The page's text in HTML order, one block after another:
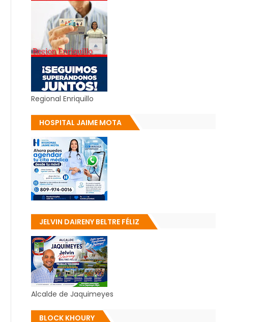
Regional Enriquillo
HOSPITAL JAIME MOTA
JELVIN DAIRENY BELTRE FÉLIZ
Alcalde de Jaquimeyes
BLOCK KHOURY